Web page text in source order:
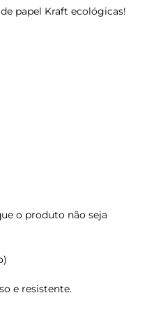
papel Kraft ecológicas!
o produto não seja
e resistente.